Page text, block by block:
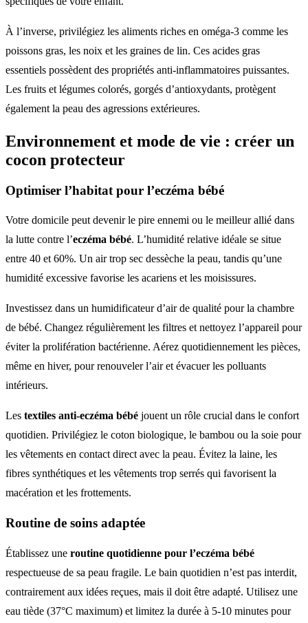
À l’inverse, privilégiez les aliments riches en oméga-3 comme les
poissons gras, les noix et les graines de lin. Ces acides gras
essentiels possèdent des propriétés anti-inflammatoires puissantes.
Les fruits et légumes colorés, gorgés d’antioxydants, protègent
également la peau des agressions extérieures.
Environnement et mode de vie : créer un
cocon protecteur
Optimiser l’habitat pour l’eczéma bébé
Votre domicile peut devenir le pire ennemi ou le meilleur allié dans
la lutte contre l’eczéma bébé. L’humidité relative idéale se situe
entre 40 et 60%. Un air trop sec dessèche la peau, tandis qu’une
humidité excessive favorise les acariens et les moisissures.
Investissez dans un humidificateur d’air de qualité pour la chambre
de bébé. Changez régulièrement les filtres et nettoyez l’appareil pour
éviter la prolifération bactérienne. Aérez quotidiennement les pièces,
même en hiver, pour renouveler l’air et évacuer les polluants
intérieurs.
Les textiles anti-eczéma bébé jouent un rôle crucial dans le confort
quotidien. Privilégiez le coton biologique, le bambou ou la soie pour
les vêtements en contact direct avec la peau. Évitez la laine, les
fibres synthétiques et les vêtements trop serrés qui favorisent la
macération et les frottements.
Routine de soins adaptée
Établissez une routine quotidienne pour l’eczéma bébé
respectueuse de sa peau fragile. Le bain quotidien n’est pas interdit,
contrairement aux idées reçues, mais il doit être adapté. Utilisez une
eau tiède (37°C maximum) et limitez la durée à 5-10 minutes pour